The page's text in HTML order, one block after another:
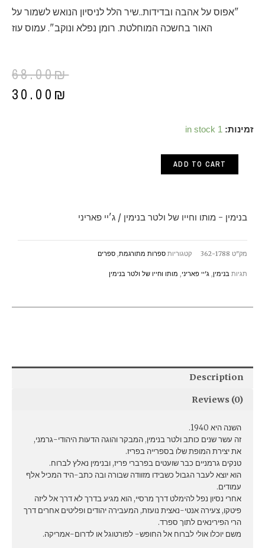
"אפוס על אהבה ובדידות..שיר הלל לניסיון הנואש לשמור על
האור בחשכה המוחלטת. רומן נפלא ונוקב". עמוס עוז
68.00₪
30.00 ₪
זמינות: 1 in stock בנימין
בנימין
פאריני
ADD TO CART
בנימין - מותו וחייו של ולטר בנימין / ג'יי פאריני
מק"ט 362-1788 קטגוריות ספרות מתורגמת, ספרים
תגיות בנימין, ג'יי פאריני, מותו וחייו של ולטר בנימין
Description
Reviews (0)
השנה היא 1940.
זה עשר שנים כותב ולטר בנימין, המבקר והוגה הדעות היהודי-גרמני,
את יצירת המופת שלו בספרייה בפריז.
טנקים גרמניים כבר שועטים בפרברי פריז, ובנימין נאלץ לברוח.
הוא יוצא לעבר הגבול כשבידו מזוודה שבורה ובה כתב-היד המכיל אלף
עמודים.
אחרי נסיון נפל להימלט דרך מרסיי, הוא מגיע בדרך לא דרך אל ליזה
פיטקו, צעירה אנטי-נאצית נועזת, המעבירה יהודים ופליטים אחרים דרך
הרי הפירינאים לתוך ספרד.
משם יוכלו אולי לברוח אל החופש- לפורטוגל או לדרום-אמריקה.